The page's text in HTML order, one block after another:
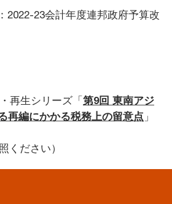
2022-23会計年度連邦政府予算改
再生シリーズ「 第9回 東南アジ
再編にかかる税務上の留意点 」
ください）